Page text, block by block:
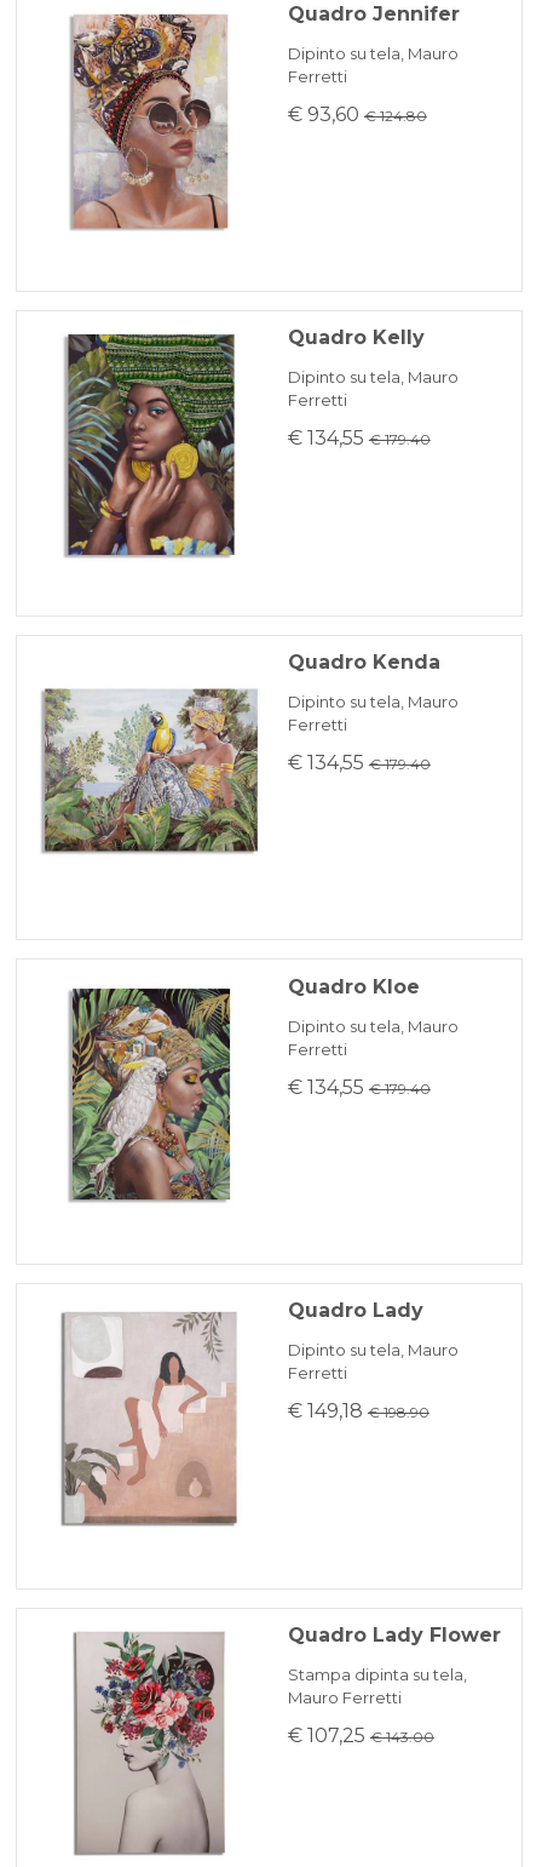
Quadro Jennifer
Dipinto su tela, Mauro
Ferretti
€ 93,60 € 124.80
Quadro Kelly
Dipinto su tela, Mauro
Ferretti
€ 134,55 € 179.40
Quadro Kenda
Dipinto su tela, Mauro
Ferretti
€ 134,55 € 179.40
Quadro Kloe
Dipinto su tela, Mauro
Ferretti
€ 134,55 € 179.40
Quadro Lady
Dipinto su tela, Mauro
Ferretti
€ 149,18 € 198.90
Quadro Lady Flower
Stampa dipinta su tela,
Mauro Ferretti
€ 107,25 € 143.00